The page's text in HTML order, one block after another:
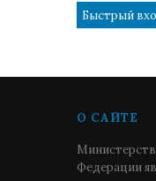
О САЙТЕ
Федерации